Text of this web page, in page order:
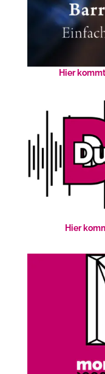
Hier
Hier